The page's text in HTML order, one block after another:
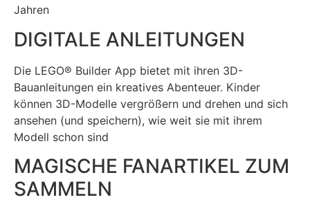
Jahren
DIGITALE ANLEITUNGEN
Die LEGO® Builder App bietet mit ihren 3D-
Bauanleitungen ein kreatives Abenteuer. Kinder
können 3D-Modelle vergrößern und drehen und sich
ansehen (und speichern), wie weit sie mit ihrem
Modell schon sind
MAGISCHE FANARTIKEL ZUM
SAMMELN